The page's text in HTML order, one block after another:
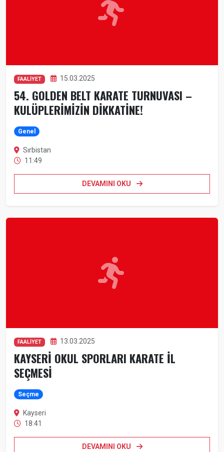
FAALİYET 15.03.2025
54. GOLDEN BELT KARATE TURNUVASI –
KULÜPLERİMİZİN DİKKATİNE!
Genel
Sırbistan
11:49
DEVAMINI OKU
FAALİYET 13.03.2025
KAYSERİ OKUL SPORLARI KARATE İL
SEÇMESİ
Seçme
Kayseri
18:41
DEVAMINI OKU